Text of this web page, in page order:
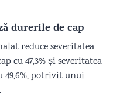
durerile de cap
reduce severitatea
cu 47,3% și severitatea
49,6%, potrivit unui